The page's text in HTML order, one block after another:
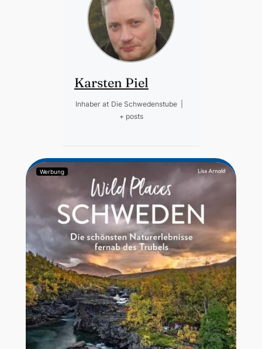
Karsten Piel
Inhaber at Die Schwedenstube
+ posts
Werbung